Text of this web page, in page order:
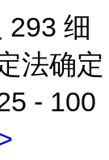
293 细
法确定
- 100